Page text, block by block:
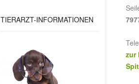
TIERARZT-INFORMATIONEN
zur